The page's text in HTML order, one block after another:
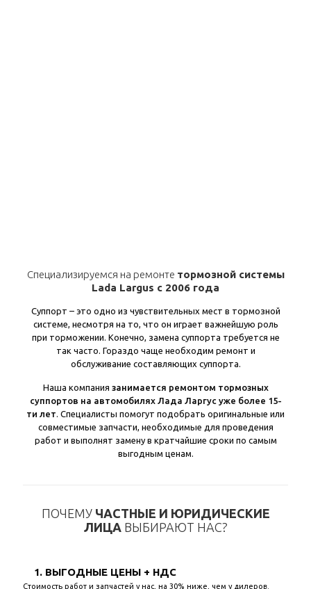
Специализируемся на ремонте тормозной системы
Lada Largus с 2006 года
Суппорт – это одно из чувствительных мест в тормозной
системе, несмотря на то, что он играет важнейшую роль
при торможении. Конечно, замена суппорта требуется не
так часто. Гораздо чаще необходим ремонт и
обслуживание составляющих суппорта.
Наша компания занимается ремонтом тормозных
суппортов на автомобилях Лада Ларгус уже более 15-
ти лет . Специалисты помогут подобрать оригинальные или
совместимые запчасти, необходимые для проведения
работ и выполнят замену в кратчайшие сроки по самым
выгодным ценам.
ПОЧЕМУ ЧАСТНЫЕ И ЮРИДИЧЕСКИЕ
ЛИЦА ВЫБИРАЮТ НАС?
1. ВЫГОДНЫЕ ЦЕНЫ + НДС
Стоимость работ и запчастей у нас, на 30% ниже, чем у дилеров.